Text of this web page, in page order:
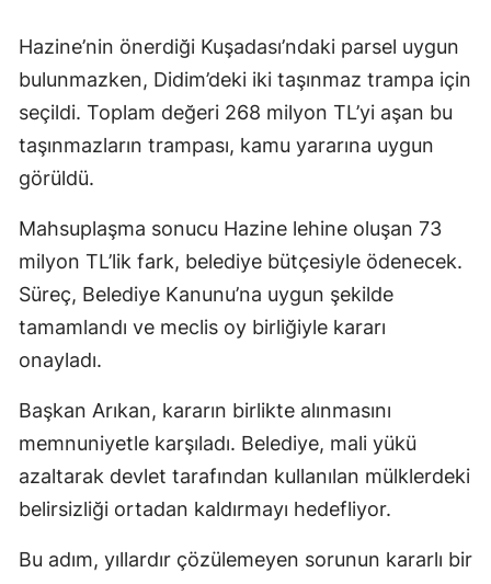
Hazine’nin önerdiği Kuşadası’ndaki parsel uygun
bulunmazken, Didim’deki iki taşınmaz trampa için
seçildi. Toplam değeri 268 milyon TL’yi aşan bu
taşınmazların trampası, kamu yararına uygun
görüldü.
Mahsuplaşma sonucu Hazine lehine oluşan 73
milyon TL’lik fark, belediye bütçesiyle ödenecek.
Süreç, Belediye Kanunu’na uygun şekilde
tamamlandı ve meclis oy birliğiyle kararı
onayladı.
Başkan Arıkan, kararın birlikte alınmasını
memnuniyetle karşıladı. Belediye, mali yükü
azaltarak devlet tarafından kullanılan mülklerdeki
belirsizliği ortadan kaldırmayı hedefliyor.
Bu adım, yıllardır çözülemeyen sorunun kararlı bir